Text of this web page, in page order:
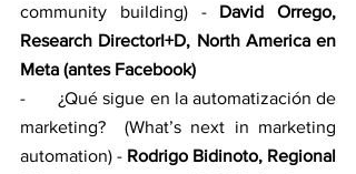
community building) - David Orrego,
Research DirectorI+D, North America en
Meta (antes Facebook)
-       ¿Qué sigue en la automatización de
marketing?  (What’s next in marketing
automation) - Rodrigo Bidinoto, Regional